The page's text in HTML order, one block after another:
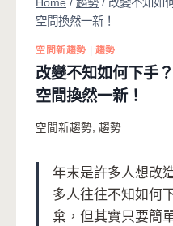
空間換然一新！
空間新趨勢 | 趨勢
改變不知如何下手
空間換然一新！
空間新趨勢, 趨勢
年末是許多人想改
多人往往不知如何
棄，但其實只要簡